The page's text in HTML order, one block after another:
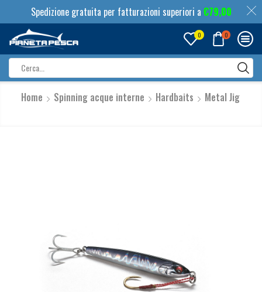
Spedizione gratuita per fatturazioni superiori a €79,00
0 0
input
Home Spinning acque interne Hardbaits Metal Jig